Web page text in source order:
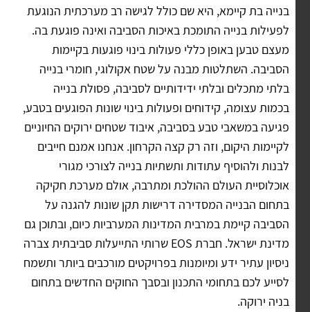
בנייה בת קיימא, היא שם כולל לגישה רב מערכתית הנוגעת
לפעילות בנייה התומכת באיכות הסביבה ואינה פוגעת בה.
מעצם טבען באופן כללי פעולות בינוי פוגעות בקיימות
הסביבה. השתלטות מבנה על שטח אקולוגי, חומרי בנייה
בלתי מתכלים ובלתי ידידותיים לסביבה, פסולת בנייה
בכמות עצומה, קידוחים ופעולות בינוי שונות הפוגעים בטבע,
פגיעה במשאבי טבע בסביבה, איבוד שטחים ירוקים החיוניים
לקיימות היקום, וזה רק קצה הקרחון. אנחנו אמנם חייבים
לבנות ולהוסיף עתודות ותשתיות בנייה לצורכי מגורי
אוכלוסיית העולם ההולכת ומתרבה, אולם מערכת חקיקה
בתחום הבנייה המסדירה דרישות תקן שונות להגנה על
הסביבה קיימת במרבית המדינות המערביות כיום, ובתוכן גם
מדינת ישראל. חברת EOS שרותי התייעלות סביבתית צברה
ניסיון עתיר ידע ומיומנות בפרויקטים מורכבים ביותר ותשמח
לסייע לכם בתחומי התכנון ובסבך החוקים החדשים בתחום
בניה ירוקה.